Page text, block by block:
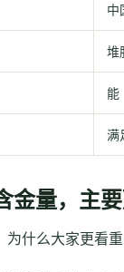
中
堆
能
满
金量，主
为什么大家更看